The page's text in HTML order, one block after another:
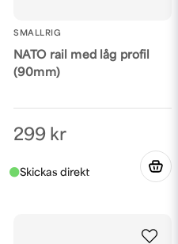
SMALLRIG
NATO rail med låg profil
(90mm)
299 kr